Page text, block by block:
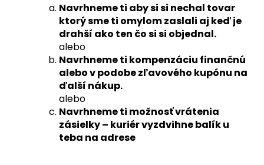
Navrhneme ti aby si si nechal tovar
ktorý sme ti omylom zaslali aj keď je
drahší ako ten čo si si objednal.
alebo
Navrhneme ti kompenzáciu finančnú
alebo v podobe zľavového kupónu na
ďalší nákup.
alebo
Navrhneme ti možnosť vrátenia
zásielky – kuriér vyzdvihne balík u
teba na adrese